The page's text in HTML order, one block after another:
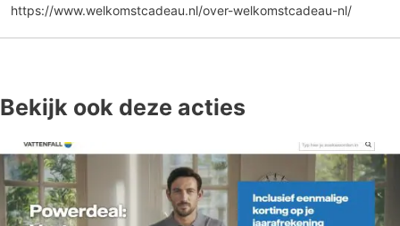
https://www.welkomstcadeau.nl/over-welkomstcadeau-nl/
Bekijk ook deze acties